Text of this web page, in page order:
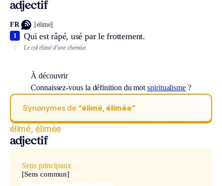
adjectif
FR [elime]
Qui est râpé, usé par le frottement.
1
Le col élimé d’une chemise.
À découvrir
Connaissez-vous la définition du motspiritualisme ?
Synonymes de “élimé, élimée“
élimé, élimée
adjectif
Sens principaux
[Sens commun]